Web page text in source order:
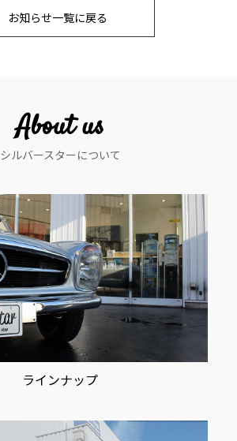
お知らせ一覧に戻る
About us
シルバースターについて
ラインナップ